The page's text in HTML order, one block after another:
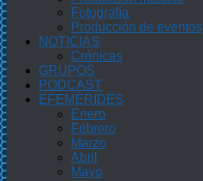
Fotografía
Producción de eventos
NOTICIAS
Crónicas
GRUPOS
PODCAST
EFEMÉRIDES
Enero
Febrero
Marzo
Abril
Mayo